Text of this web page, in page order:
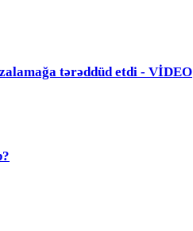
tərəddüd etdi - VİDEO